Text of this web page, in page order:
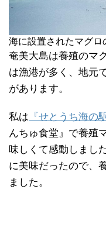
海に設置されたマグロ
奄美大島は養殖のマ
は漁港が多く、地元
があります。
私は 『せとうち海の駅
んちゅ食堂』で養殖
味しくて感動しまし
に美味だったので、
ました。